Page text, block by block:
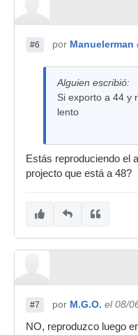
#6 por Manuelerman
Alguien escribió:
Si exporto a 44 y
lento
Estás reproduciendo el
projecto que está a 48?
#7 por M.G.O. el 08/
NO, reproduzco luego